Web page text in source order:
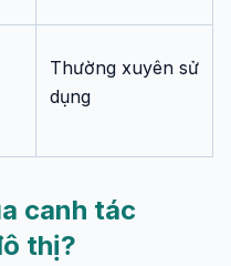
Thường xuyên sử
dụng
canh tác
thị?